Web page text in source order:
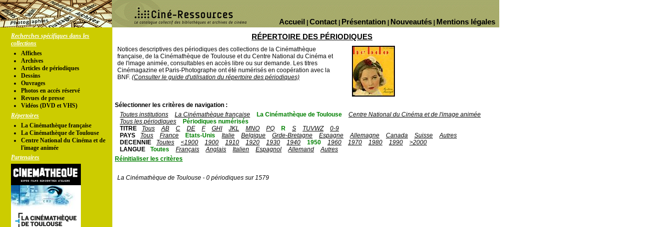
Mentions légales
Nouveautés
Présentation
Contact
Accueil
Recherches spécifiques dans les
collections
Affiches
Archives
Articles de périodiques
Dessins
Ouvrages
Photos en accés réservé
Revues de presse
Vidéos (DVD et VHS)
Répertoires
La Cinémathèque française
La Cinémathèque de Toulouse
Centre National du Cinéma et de
l'image animée
Partenaires
RÉPERTOIRE DES PÉRIODIQUES
Notices descriptives des périodiques des collections de la Cinémathèque
française, de la Cinémathèque de Toulouse et du Centre National du Cinéma et
de l'image animée, consultables en accès libre ou sur demande. Les titres
Cinémagazine et Paris-Photographe ont été numérisés en coopération avec la
BNF. (Consulter le guide d'utilisation du répertoire des périodiques)
Sélectionner les critères de navigation :
Toutes institutions
La Cinémathèque française La Cinémathèque de Toulouse
Centre National du Cinéma et de l'image animée
Tous les périodiques
Périodiques numérisés
TITRE
Tous AB C DE F GHI JKL MNO PQ R S TUVWZ
0-9
PAYS
Tous France Etats-Unis Italie Belgique Grde-Bretagne Espagne Allemagne Canada Suisse
Autres
DECENNIE
Toutes <1900 1900 1910 1920 1930 1940 1950 1960 1970 1980 1990
>2000
LANGUE
Toutes Français Anglais Italien Espagnol Allemand
Autres
Réinitialiser les critères
La Cinémathèque de Toulouse - 0 périodiques sur 1579